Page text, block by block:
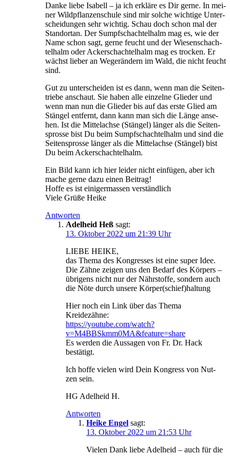
Dan­ke lie­be Isa­bell – ja ich erklä­re es Dir ger­ne. In mei­
ner Wild­pflan­zen­schu­le sind mir sol­che wich­ti­ge Unter­
schei­dun­gen sehr wich­tig. Schau doch schon mal der
Stand­ort­an. Der Sumpf­schach­tel­halm mag es, wie der
Name schon sagt, ger­ne feucht und der Wie­sen­schach­
tel­halm oder Acker­schach­tel­halm mag es tro­cken. Er
wächst lie­ber an Wege­rän­dern im Wald, die nicht feucht
sind.
Gut zu unter­schei­den ist es dann, wenn man die Sei­ten­
trie­be anschaut. Sie haben alle ein­zel­ne Glie­der und
wenn man nun die Glie­der bis auf das ers­te Glied am
Stän­gel ent­fernt, dann kann man sich die Län­ge anse­
hen. Ist die Mit­tel­ach­se (Stän­gel) län­ger als die Sei­ten­
spros­se bist Du beim Sumpf­schach­tel­halm und sind die
Sei­ten­spros­se län­ger als die Mit­tel­ach­se (Stän­gel) bist
Du beim Ackerschachtelhalm.
Ein Bild kann ich hier lei­der nicht ein­fü­gen, aber ich
mache ger­ne dazu einen Beitrag!
Hof­fe es ist eini­ger­mas­sen verständlich
Vie­le Grü­ße Heike
Antworten
Adelheid Heß sagt:
13. Oktober 2022 um 21:39 Uhr
LIEBE HEIKE,
das The­ma des Kon­gres­ses ist eine super Idee.
Die Zäh­ne zei­gen uns den Bedarf des Kör­pers –
übri­gens nicht nur der Nähr­stof­fe, son­dern auch
die Nöte durch unse­re Körper(schief)haltung
Hier noch ein Link über das The­ma
Kreidezähne:
https://youtube.com/watch?
v=M4BBSkmm0MA&feature=share
Es wer­den die Aus­sa­gen von Fr. Dr. Hack
bestätigt.
Ich hof­fe vie­len wird Dein Kon­gress von Nut­
zen sein.
HG Adel­heid H.
Antworten
Heike Engel sagt:
13. Oktober 2022 um 21:53 Uhr
Vie­len Dank lie­be Adel­heid – auch für die